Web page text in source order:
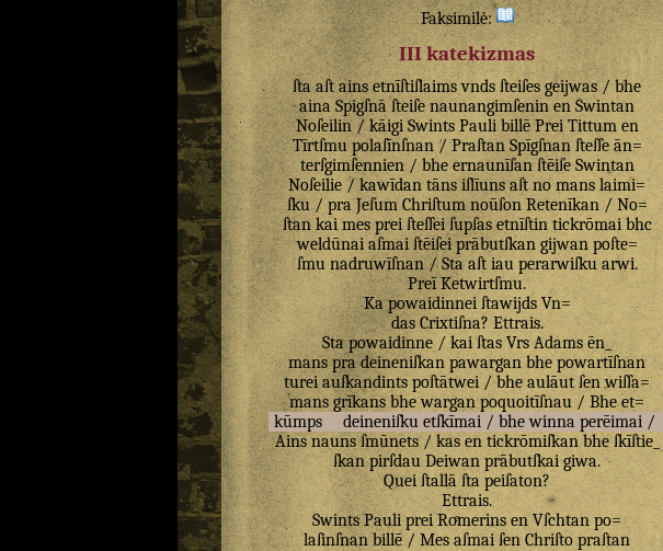
Faksimilė:
III katekizmas
ſta aſt ains etnīſtiſlaims vnds ſteiſes geijwas/bhe
aina Spigſnā ſteiſe naunangimſenin en Swintan
Noſeilin/kāigi Swints Pauli billē Prei Tittum en
Tīrtſmu polaſīnſnan/Praſtan Spīgſnan ſteſſe ān=
terſgimſennien/bhe ernaunīſan ſtēiſe Swintan
Noſeilie/kawīdan tāns iſlīuns aſt no mans laimi=
ſku/pra Jeſum Chriſtum noūſon Retenīkan/No=
ſtan kai mes prei ſteſſei ſupſas etnīſtin tickrōmai bhc
weldūnai aſmai ſtēiſei prābutſkan gijwan poſte=
ſmu nadruwīſnan/Sta aſt iau perarwiſku arwi.
Preī Ketwirtſmu.
Ka powaidinnei ſtawijds Vn=
das Crixtiſna?Ettrais.
Sta powaidinne/kai ſtas Vrs Adams ēn_
mans pra deineniſkan pawargan bhe powartīſnan
turei auſkandints poſtātwei/bhe aulāut ſen wiſſa=
mans grīkans bhe wargan poquoitīſnau/Bhe et=
kūmps
deineniſku etſkīmai/ bhe winna perēimai/
Ains nauns ſmūnets/kas en tickrōmiſkan bhe ſkīſtie_
ſkan pirſdau Deiwan prābutſkai giwa.
Quei ſtallā ſta peiſaton?
Ettrais.
Swints Pauli prei Roͤmerins en Vſchtan po=
laſinſnan billē/Mes aſmai ſen Chriſto praſtan